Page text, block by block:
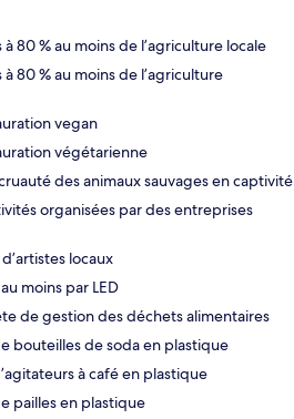
80 % au moins de l’agriculture locale
80 % au moins de l’agriculture
vegan
végétarienne
des animaux sauvages en captivité
organisées par des entreprises
locaux
moins par LED
de gestion des déchets alimentaires
bouteilles de soda en plastique
à café en plastique
pailles en plastique